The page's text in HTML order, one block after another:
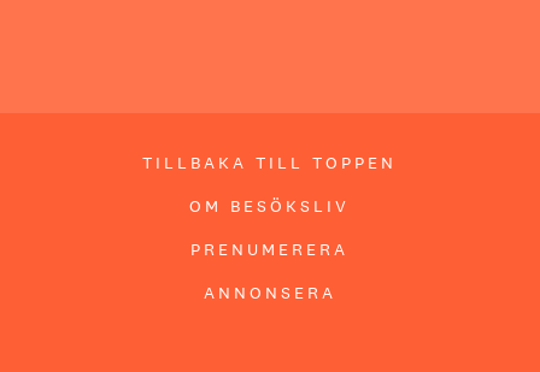
TILLBAKA TILL TOPPEN
OM BESÖKSLIV
PRENUMERERA
ANNONSERA